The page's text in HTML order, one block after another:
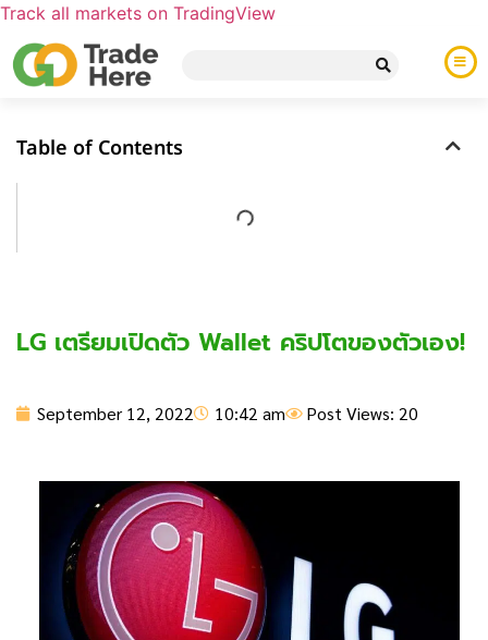
Track all markets on TradingView
Table of Contents
LG เตรียมเปิดตัว Wallet คริปโตของตัวเอง!
September 12, 2022 10:42 am Post Views: 20